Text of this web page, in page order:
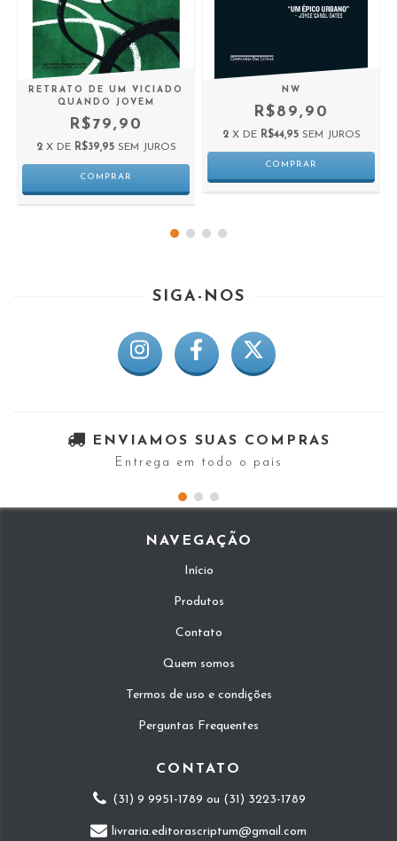
RETRATO DE UM VICIADO
QUANDO JOVEM
R$79,90
2 X DE R$39,95 SEM JUROS
NW
R$89,90
2 X DE R$44,95 SEM JUROS
SIGA-NOS
ENVIAMOS SUAS COMPRAS
Entrega em todo o país
NAVEGAÇÃO
Início
Produtos
Contato
Quem somos
Termos de uso e condições
Perguntas Frequentes
CONTATO
(31) 9 9951-1789 ou (31) 3223-1789
livraria.editorascriptum@gmail.com